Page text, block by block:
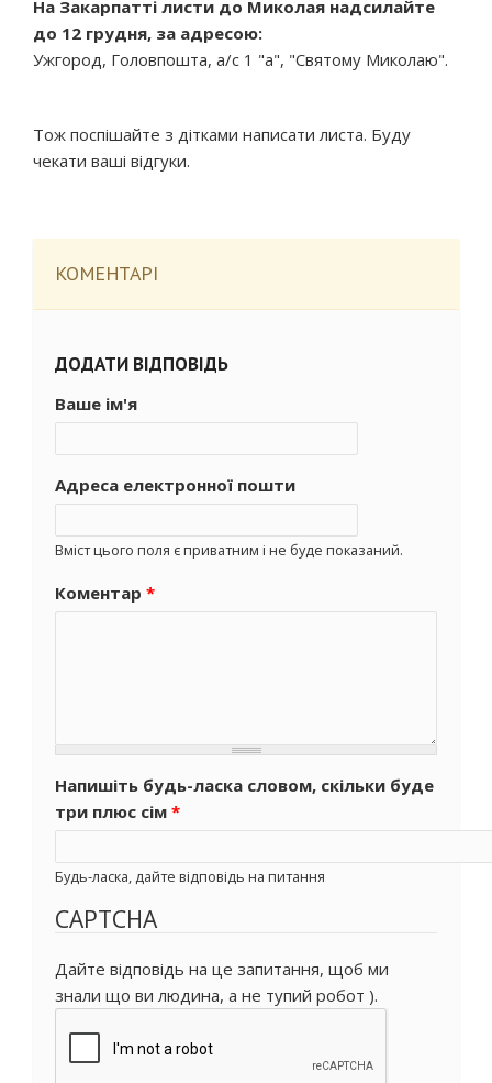
На Закарпатті листи до Миколая надсилайте
до 12 грудня, за адресою:
Ужгород, Головпошта, а/с 1 "а", "Святому Миколаю".
Тож поспішайте з дітками написати листа. Буду
чекати ваші відгуки.
КОМЕНТАРІ
ДОДАТИ ВІДПОВІДЬ
Ваше ім'я
Адреса електронної пошти
Вміст цього поля є приватним і не буде показаний.
Коментар *
Напишіть будь-ласка словом, скільки буде
три плюс сім *
Будь-ласка, дайте відповідь на питання
CAPTCHA
Дайте відповідь на це запитання, щоб ми
знали що ви людина, а не тупий робот ).